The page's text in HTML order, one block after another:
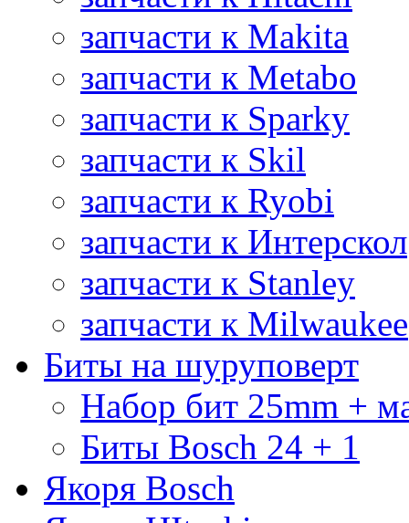
запчасти к Makita
запчасти к Metabo
запчасти к Sparky
запчасти к Skil
запчасти к Ryobi
запчасти к Интерскол
запчасти к Stanley
запчасти к Milwaukee
Биты на шуруповерт
Набор бит 25mm +
Биты Bosch 24 + 1
Якоря Bosch